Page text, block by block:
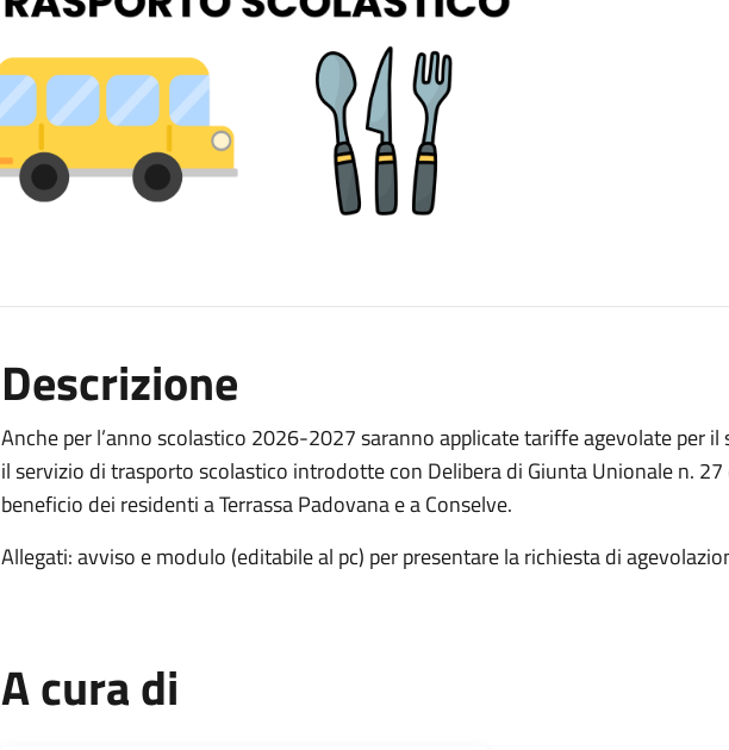
Descrizione
Anche per l’anno scolastico 2026-2027 saranno applicate tariffe agevolate per il
il servizio di trasporto scolastico introdotte con Delibera di Giunta Unionale n.
beneficio dei residenti a Terrassa Padovana e a Conselve.
Allegati: avviso e modulo (editabile al pc) per presentare la richiesta di
A cura di